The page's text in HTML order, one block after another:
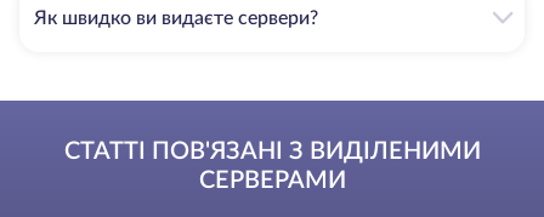
Як швидко ви видаєте сервери?
СТАТТІ ПОВ'ЯЗАНІ З ВИДІЛЕНИМИ
СЕРВЕРАМИ